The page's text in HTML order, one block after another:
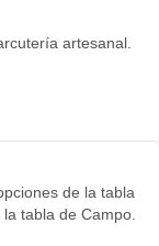
artesanal.
de la tabla
tabla de Campo.